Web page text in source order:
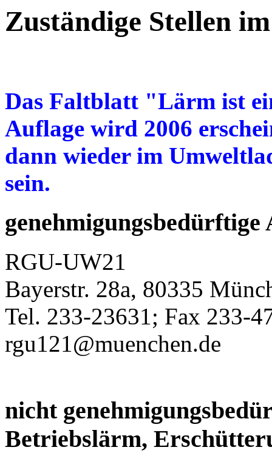
Zuständige Stellen
Das Faltblatt "Lärm ist
Auflage wird 2006
dann wieder im
sein.
genehmigungsbedürftige
RGU-UW21
Bayerstr. 28a, 80335
Tel. 233-23631; Fax 233-
rgu121@muenchen.de
nicht
Betriebslärm,